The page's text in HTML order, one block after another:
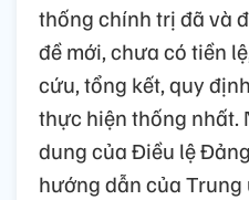
thống chính trị đã và
đề mới, chưa có tiền
cứu, tổng kết, quy
thực hiện thống nhất.
dung của Điều lệ
hướng dẫn của